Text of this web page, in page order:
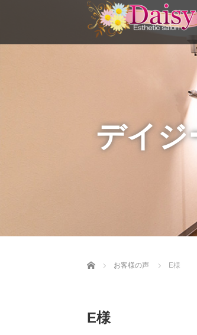
デイ
Home お客様の声 E様
E様